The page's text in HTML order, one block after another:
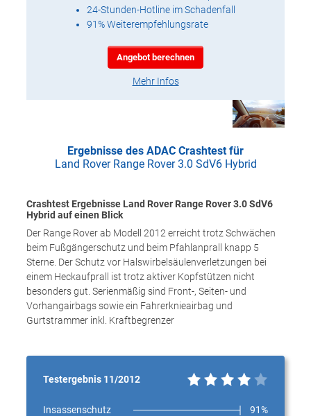
24-Stunden-Hotline im Schadenfall
91% Weiterempfehlungsrate
Angebot berechnen
Mehr Infos
Ergebnisse des ADAC Crashtest für
Land Rover Range Rover 3.0 SdV6 Hybrid
Crashtest Ergebnisse Land Rover Range Rover 3.0 SdV6
Hybrid auf einen Blick
Der Range Rover ab Modell 2012 erreicht trotz Schwächen
beim Fußgängerschutz und beim Pfahlanprall knapp 5
Sterne. Der Schutz vor Halswirbelsäulenverletzungen bei
einem Heckaufprall ist trotz aktiver Kopfstützen nicht
besonders gut. Serienmäßig sind Front-, Seiten- und
Vorhangairbags sowie ein Fahrerknieairbag und
Gurtstrammer inkl. Kraftbegrenzer
Testergebnis 11/2012
Insassenschutz 91%